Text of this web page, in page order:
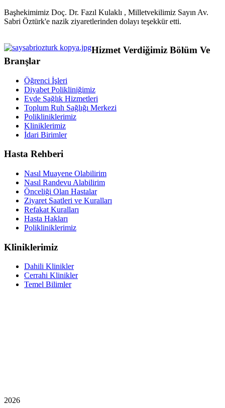
Başhekimimiz Doç. Dr. Fazıl Kulaklı , Milletvekilimiz Sayın Av.
Sabri Öztürk'e nazik ziyaretlerinden dolayı teşekkür etti.
Hizmet Verdiğimiz Bölüm Ve
Branşlar
Öğrenci İşleri
Diyabet Polikliniğimiz
Evde Sağlık Hizmetleri
Toplum Ruh Sağlığı Merkezi
Polikliniklerimiz
Kliniklerimiz
İdari Birimler
Hasta Rehberi
Nasıl Muayene Olabilirim
Nasıl Randevu Alabilirim
Önceliği Olan Hastalar
Ziyaret Saatleri ve Kuralları
Refakat Kuralları
Hasta Hakları
Polikliniklerimiz
Kliniklerimiz
Dahili Klinikler
Cerrahi Klinikler
Temel Bilimler
2026